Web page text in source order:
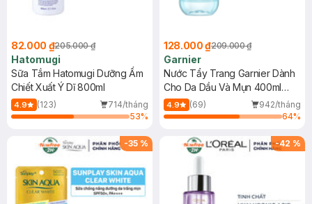
82.000 ₫205.000 ₫
Hatomugi
Sữa Tắm Hatomugi Dưỡng Ẩm
Chiết Xuất Ý Dĩ 800ml
4.9 (123)
714/tháng
53%
128.000 ₫209.000 ₫
Garnier
Nước Tẩy Trang Garnier Dành
Cho Da Dầu Và Mụn 400ml
(Mới)
4.9 (69)
942/tháng
64%
-35 % -42 %